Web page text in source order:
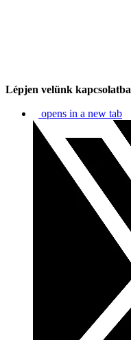
Lépjen velünk kapcsolatba
opens in a new tab